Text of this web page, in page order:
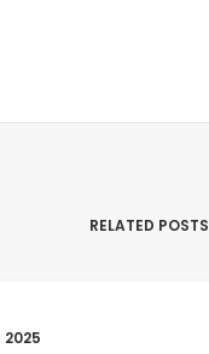
RELATED POSTS
2025